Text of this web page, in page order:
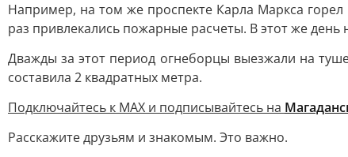
Например, на том же проспекте Карла Маркса
раз привлекались пожарные расчеты. В этот же
Дважды за этот период огнеборцы выезжали на
составила 2 квадратных метра.
Подключайтесь к MAX и подписывайтесь на
Расскажите друзьям и знакомым. Это важно.